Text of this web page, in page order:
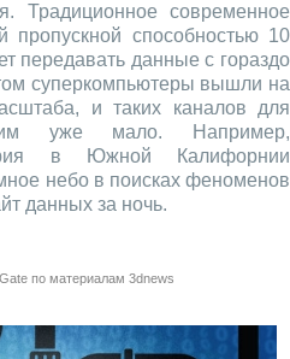
Традиционное современное
пропускной способностью 10
передавать данные с гораздо
суперкомпьютеры вышли на
и таких каналов для
им уже мало. Например,
в Южной Калифорнии
небо в поисках феноменов
данных за ночь.
по материалам 3dnews